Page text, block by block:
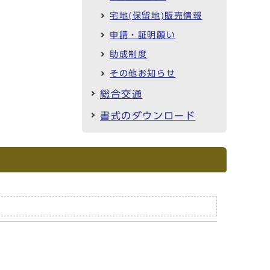
宅地(保留地)販売情報
申請・証明願い
助成制度
その他お知らせ
総合交通
書式のダウンロード